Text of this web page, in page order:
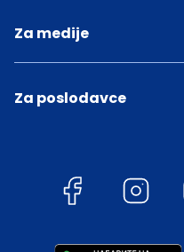
Za medije
Za poslodavce